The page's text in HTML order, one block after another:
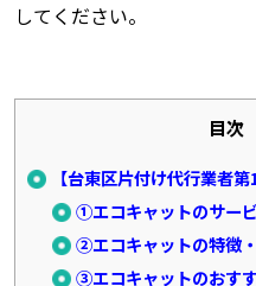
してください。
目次
【台東区片付け代行業者
①エコキャットのサー
②エコキャットの特徴
③エコキャットのおす